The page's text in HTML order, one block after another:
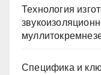
Технология
Специфика и